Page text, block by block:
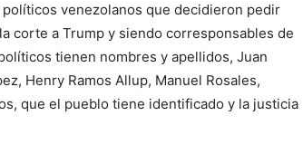
venezolanos que decidieron pedir
corte a Trump y siendo corresponsables de
tienen nombres y apellidos, Juan
Henry Ramos Allup, Manuel Rosales,
que el pueblo tiene identificado y la justicia